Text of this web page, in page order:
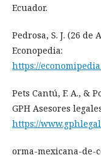
Ecuador.
Pedrosa, S. J. (26 de
Econopedia:
https://
Pets Cantú, F. A., &
GPH Asesores
https://
orma-mexicana-de-